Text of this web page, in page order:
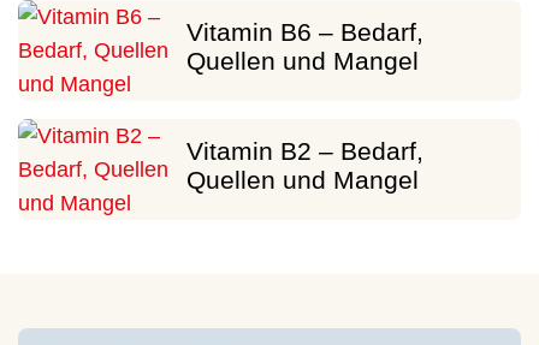
Vitamin B6 – Bedarf,
Quellen und Mangel
Vitamin B2 – Bedarf,
Quellen und Mangel